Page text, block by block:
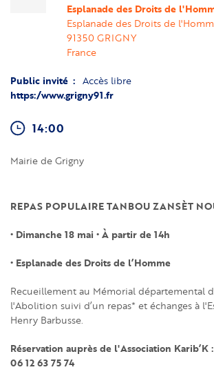
Esplanade des Droits de
Esplanade des Droits de
91350 GRIGNY
France
Public invité Accès libre
https:/www.grigny91.fr
14:00
Mairie de Grigny
REPAS POPULAIRE TANBOU ZANSÈT
• Dimanche 18 mai • À partir de 14h
• Esplanade des Droits de l’Homme
Recueillement au Mémorial départemental
l'Abolition suivi d’un repas* et échanges à
Henry Barbusse.
Réservation auprès de l'Association Karib’K
06 12 63 75 74